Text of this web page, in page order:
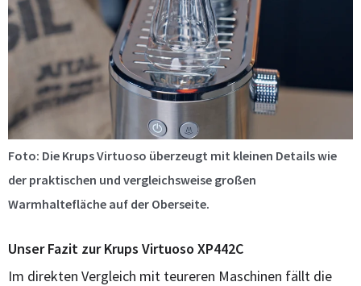
Foto: Die Krups Virtuoso überzeugt mit kleinen Details wie
der praktischen und vergleichsweise großen
Warmhaltefläche auf der Oberseite.
Unser Fazit zur Krups Virtuoso XP442C
Im direkten Vergleich mit teureren Maschinen fällt die